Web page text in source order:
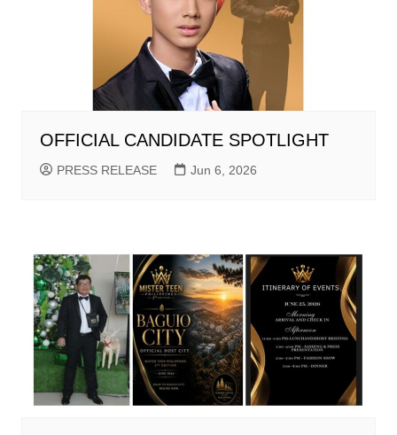
OFFICIAL CANDIDATE SPOTLIGHT
PRESS RELEASE Jun 6, 2026